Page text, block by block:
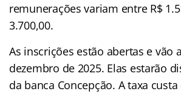
remunerações variam entre R$
3.700,00.
As inscrições estão abertas e vão
dezembro de 2025. Elas estarão
da banca Concepção. A taxa custa